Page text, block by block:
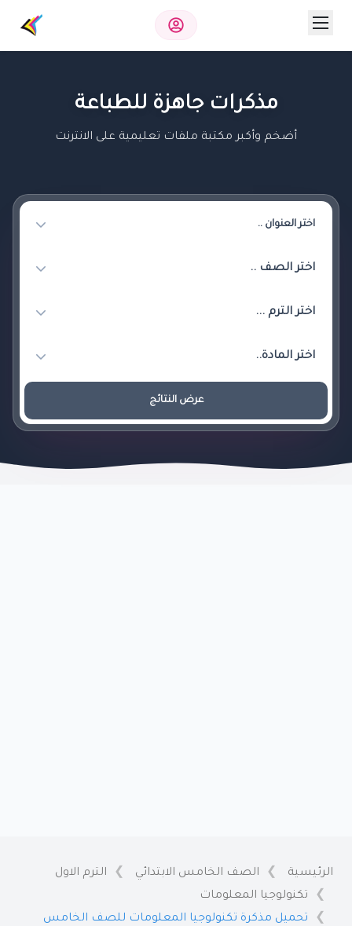
مذكرات جاهزة للطباعة
أضخم وأكبر مكتبة ملفات تعليمية على الانترنت
عرض النتائج
الرئيسية الصف الخامس الابتدائي
الترم الاول
تكنولوجيا المعلومات
تحميل مذكرة تكنولوجيا المعلومات للصف الخامس